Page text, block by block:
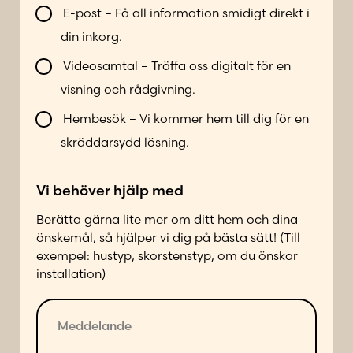
e
l
b
i
n
t
d
p
å
f
ö
l
E-post – Få all information smidigt direkt i
din inkorg.
Videosamtal – Träffa oss digitalt för en
visning och rådgivning.
Hembesök – Vi kommer hem till dig för en
skräddarsydd lösning.
Vi behöver hjälp med
Berätta gärna lite mer om ditt hem och dina
önskemål, så hjälper vi dig på bästa sätt! (Till
exempel: hustyp, skorstenstyp, om du önskar
installation)
*
*
M